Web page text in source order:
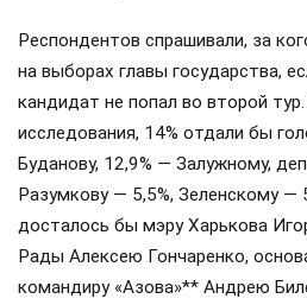
Респондентов спрашивали, за
на выборах главы государства,
кандидат не попал во второй
исследования, 14% отдали бы
Буданову, 12,9% — Залужному,
Разумкову — 5,5%, Зеленскому —
досталось бы мэру Харькова
Рады Алексею Гончаренко,
командиру «Азова»** Андрею